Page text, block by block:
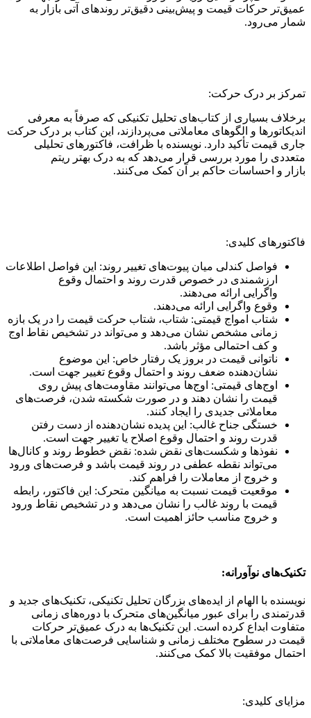
عمیق‌تر حرکات قیمت و پیش‌بینی دقیق‌تر روندهای آتی بازار به
شمار می‌رود.
تمرکز بر درک حرکت:
برخلاف بسیاری از کتاب‌های تحلیل تکنیکی که صرفاً به معرفی
اندیکاتورها و الگوهای معاملاتی می‌پردازند، این کتاب بر درک حرکت
جاری قیمت تأکید دارد. نویسنده با ظرافت، فاکتورهای تحلیلی
متعددی را مورد بررسی قرار می‌دهد که به درک بهتر ریتم
بازار و احساسات حاکم بر آن کمک می‌کنند.
فاکتورهای کلیدی:
فواصل کندلی میان پیوت‌های تغییر روند: این فواصل اطلاعات
ارزشمندی در خصوص قدرت روند و احتمال وقوع
واگرایی ارائه می‌دهند.
وقوع واگرایی ارائه می‌دهند.
شتاب امواج قیمتی: شتاب، شتاب حرکت قیمت را در یک بازه
زمانی مشخص نشان می‌دهد و می‌تواند در تشخیص نقاط اوج
و کف احتمالی مؤثر باشد.
ناتوانی قیمت در بروز یک رفتار خاص: این موضوع
نشان‌دهنده ضعف روند و احتمال وقوع تغییر جهت است.
اوج‌های قیمتی: اوج‌ها می‌توانند مقاومت‌های پیش روی
قیمت را نشان دهند و در صورت شکسته شدن، فرصت‌های
معاملاتی جدیدی را ایجاد کنند.
خستگی جناح غالب: این پدیده نشان‌دهنده از دست رفتن
قدرت روند و احتمال وقوع اصلاح یا تغییر جهت است.
نفوذها و شکست‌های نقض شده: نقض خطوط روند و کانال‌ها
می‌تواند نقطه عطفی در روند قیمت باشد و فرصت‌های ورود
و خروج از معاملات را فراهم کند.
موقعیت قیمت نسبت به میانگین متحرک: این فاکتور، رابطه
قیمت با روند غالب را نشان می‌دهد و در تشخیص نقاط ورود
و خروج مناسب حائز اهمیت است.
تکنیک‌های نوآورانه:
نویسنده با الهام از ایده‌های بزرگان تحلیل تکنیکی، تکنیک‌های جدید و
قدرتمندی را برای عبور میانگین‌های متحرک با دوره‌های زمانی
متفاوت ابداع کرده است. این تکنیک‌ها به درک عمیق‌تر حرکات
قیمت در سطوح مختلف زمانی و شناسایی فرصت‌های معاملاتی با
احتمال موفقیت بالا کمک می‌کنند.
مزایای کلیدی: